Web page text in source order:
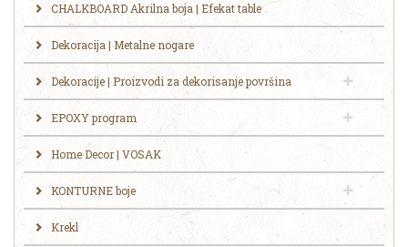
CHALKBOARD Akrilna boja | Efekat table
Dekoracija | Metalne nogare
Dekoracije | Proizvodi za dekorisanje površina
EPOXY program
Home Decor | VOSAK
KONTURNE boje
Krekl